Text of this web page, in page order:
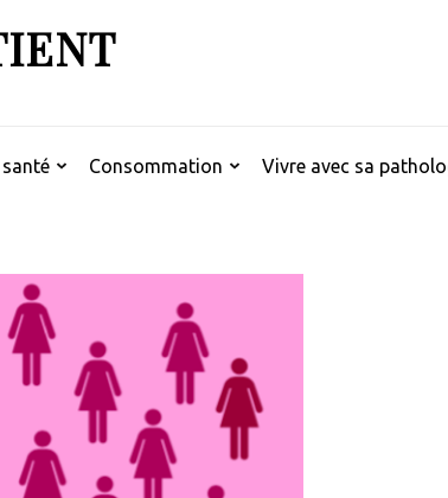
Consommation Vivre avec sa